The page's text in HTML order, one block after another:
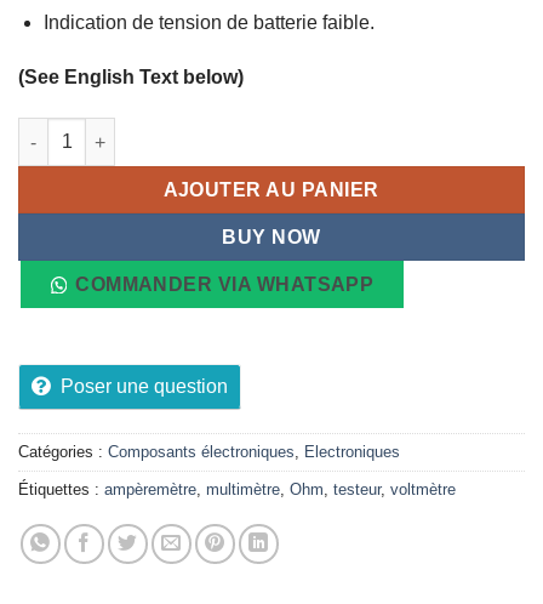
Indication de tension de batterie faible.
(See English Text below)
quantité de Multimètre Numérique DT830B 750/1000V
AJOUTER AU PANIER
BUY NOW
COMMANDER VIA WHATSAPP
Poser une question
Catégories : Composants électroniques, Electroniques
Étiquettes : ampèremètre, multimètre, Ohm, testeur, voltmètre